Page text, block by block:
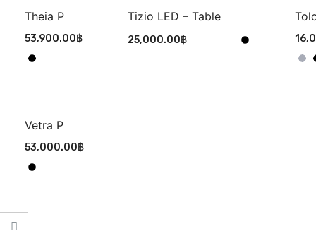
Theia P
53,900.00฿
Tizio LED – Table
25,000.00฿
Vetra P
53,000.00฿